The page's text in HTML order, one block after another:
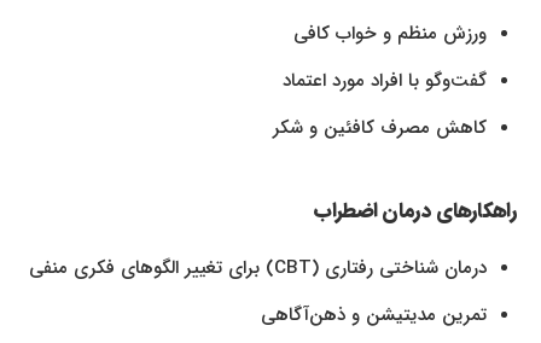
ورزش منظم و خواب کافی
گفت‌وگو با افراد مورد اعتماد
کاهش مصرف کافئین و شکر
راهکارهای درمان اضطراب
درمان شناختی رفتاری (CBT) برای تغییر الگوهای فکری منفی
تمرین مدیتیشن و ذهن‌آگاهی